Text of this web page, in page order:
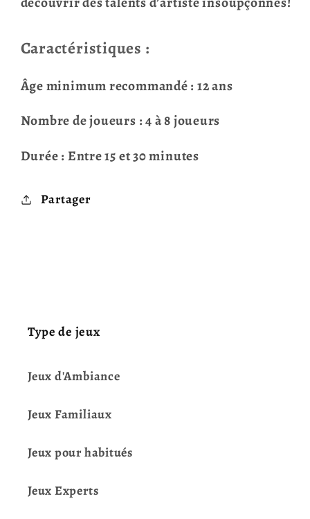
Caractéristiques :
Âge minimum recommandé : 12 ans
Nombre de joueurs : 4 à 8 joueurs
Durée : Entre 15 et 30 minutes
Partager
Type de jeux
Jeux d'Ambiance
Jeux Familiaux
Jeux pour habitués
Jeux Experts